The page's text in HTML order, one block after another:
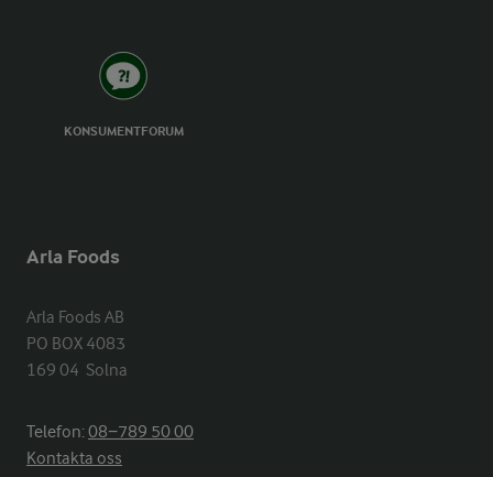
KONSUMENTFORUM
Arla Foods
Arla Foods AB
PO BOX 4083
169 04  Solna
Telefon:08−789 50 00
Kontakta oss